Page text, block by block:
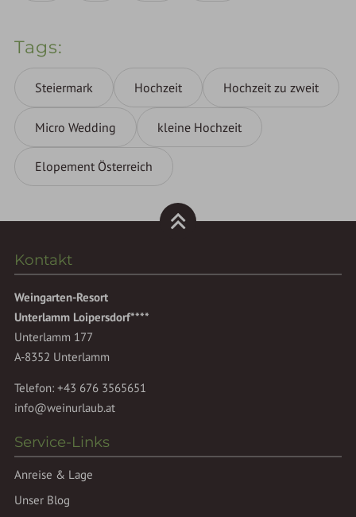
Tags
Steiermark Hochzeit Hochzeit zu zweit
Micro Wedding kleine Hochzeit
Elopement Österreich
Kontakt
Weingarten-Resort
Unterlamm Loipersdorf****
Unterlamm 177
A-8352 Unterlamm
Telefon:+43 676 3565651
info@weinurlaub.at
Service-Links
Anreise & Lage
Unser Blog